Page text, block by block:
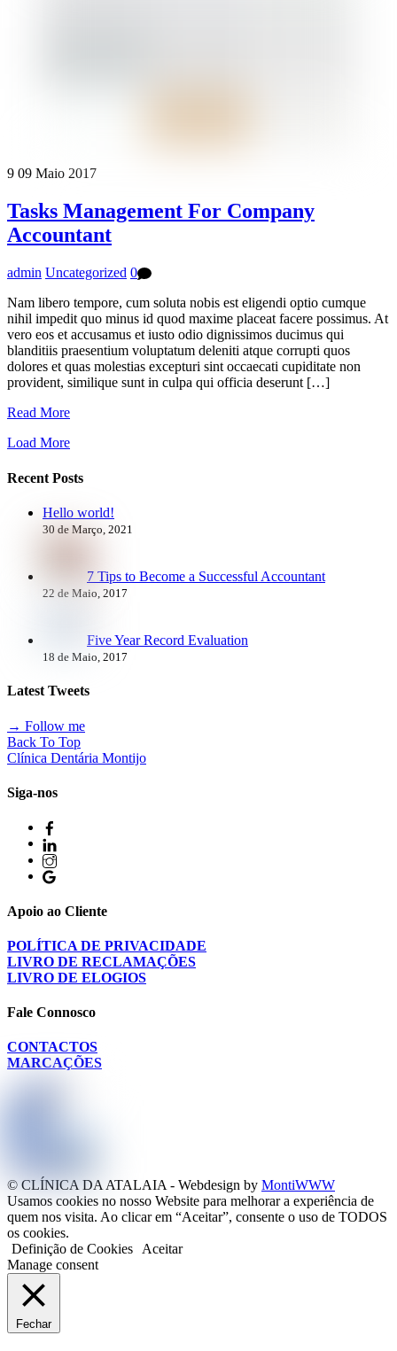
9 09 Maio 2017
Tasks Management For Company
Accountant
admin Uncategorized 0
Nam libero tempore, cum soluta nobis est eligendi optio cumque
nihil impedit quo minus id quod maxime placeat facere possimus. At
vero eos et accusamus et iusto odio dignissimos ducimus qui
blanditiis praesentium voluptatum deleniti atque corrupti quos
dolores et quas molestias excepturi sint occaecati cupiditate non
provident, similique sunt in culpa qui officia deserunt […]
Read More
Load More
Recent Posts
Hello world!
30 de Março, 2021
7 Tips to Become a Successful Accountant
22 de Maio, 2017
Five Year Record Evaluation
18 de Maio, 2017
Latest Tweets
→ Follow me
Back To Top
Clínica Dentária Montijo
Siga-nos
Apoio ao Cliente
POLÍTICA DE PRIVACIDADE
LIVRO DE RECLAMAÇÕES
LIVRO DE ELOGIOS
Fale Connosco
CONTACTOS
MARCAÇÕES
© CLÍNICA DA ATALAIA - Webdesign by MontiWWW
Usamos cookies no nosso Website para melhorar a experiência de
quem nos visita. Ao clicar em “Aceitar”, consente o uso de TODOS
os cookies.
Definição de Cookies Aceitar
Manage consent
Fechar